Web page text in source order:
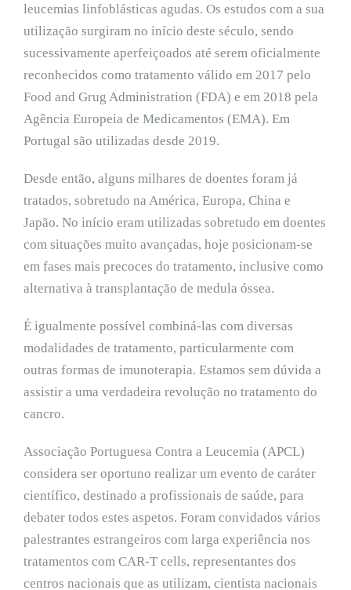
leucemias linfoblásticas agudas. Os estudos com a sua
utilização surgiram no início deste século, sendo
sucessivamente aperfeiçoados até serem oficialmente
reconhecidos como tratamento válido em 2017 pelo
Food and Grug Administration (FDA) e em 2018 pela
Agência Europeia de Medicamentos (EMA). Em
Portugal são utilizadas desde 2019.
Desde então, alguns milhares de doentes foram já
tratados, sobretudo na América, Europa, China e
Japão. No início eram utilizadas sobretudo em doentes
com situações muito avançadas, hoje posicionam-se
em fases mais precoces do tratamento, inclusive como
alternativa à transplantação de medula óssea.
É igualmente possível combiná-las com diversas
modalidades de tratamento, particularmente com
outras formas de imunoterapia. Estamos sem dúvida a
assistir a uma verdadeira revolução no tratamento do
cancro.
Associação Portuguesa Contra a Leucemia (APCL)
considera ser oportuno realizar um evento de caráter
científico, destinado a profissionais de saúde, para
debater todos estes aspetos. Foram convidados vários
palestrantes estrangeiros com larga experiência nos
tratamentos com CAR-T cells, representantes dos
centros nacionais que as utilizam, cientista nacionais